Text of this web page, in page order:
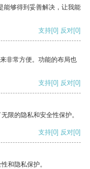
能够得到妥善解决，让我能
支持[0] 反对[0]
非常方便。功能的布局也
支持[0] 反对[0]
限的隐私和安全性保护。
支持[0] 反对[0]
和隐私保护。